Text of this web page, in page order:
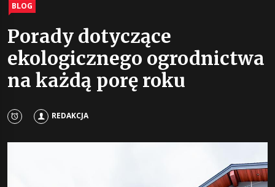
BLOG
Porady dotyczące
ekologicznego ogrodnictwa
na każdą porę roku
REDAKCJA